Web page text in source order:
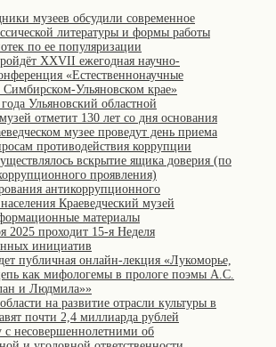
музеев обсудили современное
литературы и формы работы
по ее популяризации
XXVII ежегодная научно-
«Естественнонаучные
Симбирском-Ульяновском крае»
Ульяновский областной
отметит 130 лет со дня основания
музее проведут день приема
противодействия коррупции
вскрытие ящика доверия (по
проявления)
антикоррупционного
Краеведческий музей
материалы
2025 проходит 15-я Неделя
инициатив
публичная онлайн-лекция «Лукоморье,
как мифологемы в прологе поэмы А.С.
и Людмила»»
на развитие отрасли культуры в
почти 2,4 миллиарда рублей
с несовершеннолетними об